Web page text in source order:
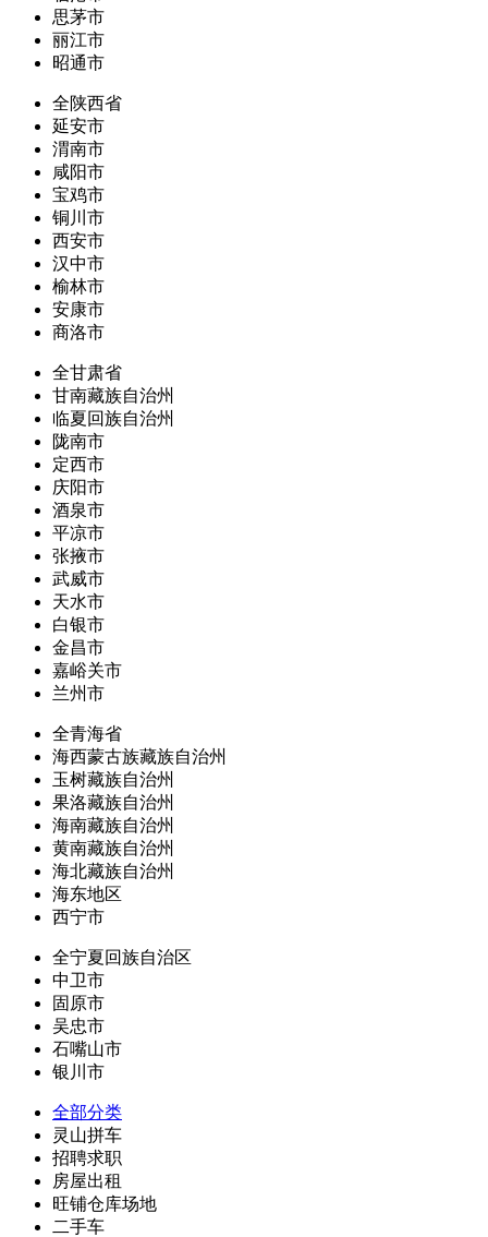
思茅市
丽江市
昭通市
全陕西省
延安市
渭南市
咸阳市
宝鸡市
铜川市
西安市
汉中市
榆林市
安康市
商洛市
全甘肃省
甘南藏族自治州
临夏回族自治州
陇南市
定西市
庆阳市
酒泉市
平凉市
张掖市
武威市
天水市
白银市
金昌市
嘉峪关市
兰州市
全青海省
海西蒙古族藏族自治州
玉树藏族自治州
果洛藏族自治州
海南藏族自治州
黄南藏族自治州
海北藏族自治州
海东地区
西宁市
全宁夏回族自治区
中卫市
固原市
吴忠市
石嘴山市
银川市
全部分类
灵山拼车
招聘求职
房屋出租
旺铺仓库场地
二手车